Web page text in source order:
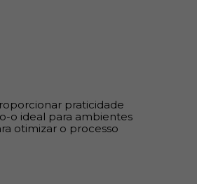
praticidade
o ideal para ambientes
otimizar o processo